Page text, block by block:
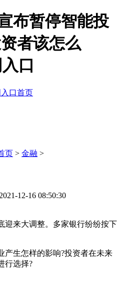
布暂停智能投
者该怎么
口
口首页
页 > 金融 >
12-16 08:50:30
迎来大调整。多家银行纷纷按下
产生怎样的影响?投资者在未来
行选择?